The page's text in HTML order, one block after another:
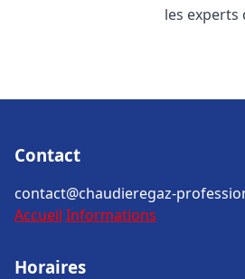
les experts
Contact
contact@chaudieregaz-
Accueil Informations
Horaires